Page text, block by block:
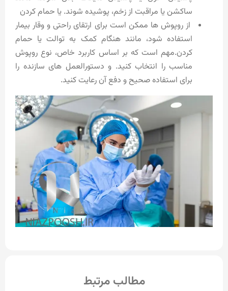
ساکشن یا مراقبت از زخم، پوشیده شوند. یا حمام کردن
از روپوش ها ممکن است برای ارتقای راحتی و وقار بیمار
استفاده شود، مانند هنگام کمک به توالت یا حمام
کردن.مهم است که بر اساس کاربرد خاص، نوع روپوش
مناسب را انتخاب کنید. و دستورالعمل های سازنده را
برای استفاده صحیح و دفع آن رعایت کنید.
مطالب مرتبط